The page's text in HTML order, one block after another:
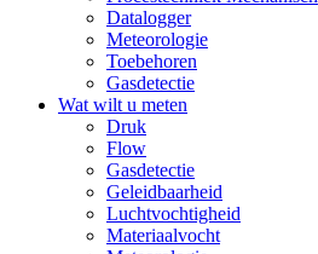
Datalogger
Meteorologie
Toebehoren
Gasdetectie
Wat wilt u meten
Druk
Flow
Gasdetectie
Geleidbaarheid
Luchtvochtigheid
Materiaalvocht